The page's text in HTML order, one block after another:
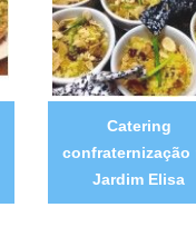
Catering
confraternização
Jardim Elisa